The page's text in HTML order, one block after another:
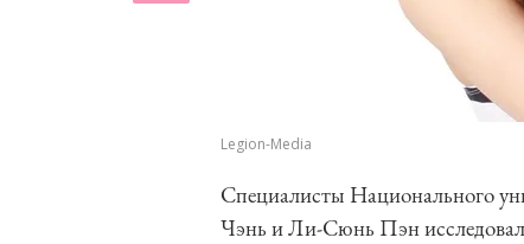
Legion-Media
Специалисты Национального
Чэнь и Ли-Сюнь Пэн